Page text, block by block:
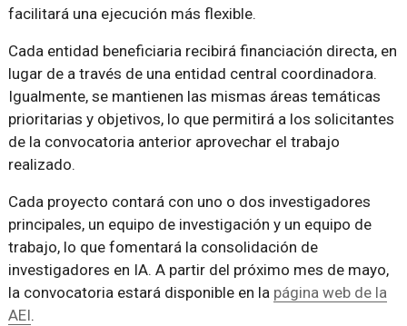
facilitará una ejecución más flexible.
Cada entidad beneficiaria recibirá financiación directa, en
lugar de a través de una entidad central coordinadora.
Igualmente, se mantienen las mismas áreas temáticas
prioritarias y objetivos, lo que permitirá a los solicitantes
de la convocatoria anterior aprovechar el trabajo
realizado.
Cada proyecto contará con uno o dos investigadores
principales, un equipo de investigación y un equipo de
trabajo, lo que fomentará la consolidación de
investigadores en IA. A partir del próximo mes de mayo,
la convocatoria estará disponible en la página web de la
AEI.